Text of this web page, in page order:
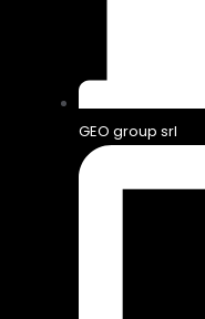
GEO group srl